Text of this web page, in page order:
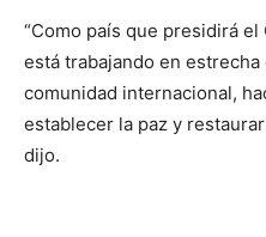
“Como país que presidirá
está trabajando en
comunidad internacional,
establecer la paz y
dijo.